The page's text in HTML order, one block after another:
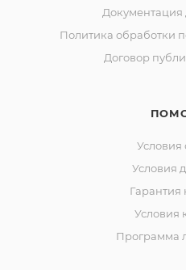
Документация
Политика обработки
Договор
Условия
Условия
Гарантия
Условия
Программа